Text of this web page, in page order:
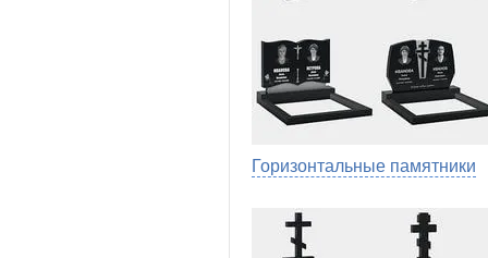
Горизонтальные памятники